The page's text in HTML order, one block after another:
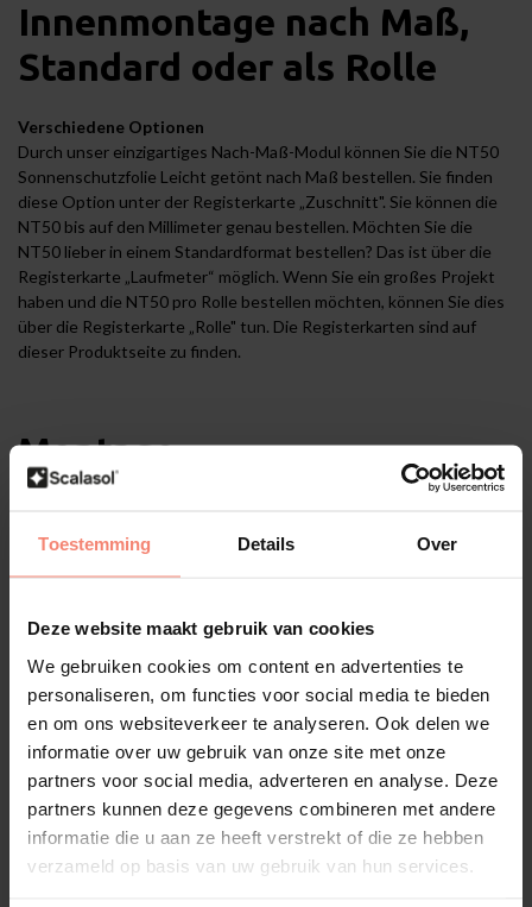
Toestemming Details Over
Deze website maakt gebruik van cookies
We gebruiken cookies om content en advertenties te
personaliseren, om functies voor social media te bieden
en om ons websiteverkeer te analyseren. Ook delen we
informatie over uw gebruik van onze site met onze
partners voor social media, adverteren en analyse. Deze
partners kunnen deze gegevens combineren met andere
informatie die u aan ze heeft verstrekt of die ze hebben
verzameld op basis van uw gebruik van hun services.
Innenmontage nach Maß,
Standard oder als Rolle
Verschiedene Optionen
Durch unser einzigartiges Nach-Maß-Modul können Sie die NT50
Sonnenschutzfolie Leicht getönt nach Maß bestellen. Sie finden
diese Option unter der Registerkarte „Zuschnitt". Sie können die
NT50 bis auf den Millimeter genau bestellen. Möchten Sie die
NT50 lieber in einem Standardformat bestellen? Das ist über die
Registerkarte „Laufmeter“ möglich. Wenn Sie ein großes Projekt
haben und die NT50 pro Rolle bestellen möchten, können Sie dies
über die Registerkarte „Rolle" tun. Die Registerkarten sind auf
dieser Produktseite zu finden.
Montage
Bevor Sie die NT50 anbringen, müssen die notwendigen
Montage Innenseite der Glases
Die NT50 wird auf der Innenseite des Fensters angebracht. Sie ist
für alle Arten von Flachglas geeignet, mit Ausnahme von Low-E-
Glas und Dreifachverglasung.
Low-E / Dreifachverglasung
Wenn Sie über Hochleistungsverglasung (Low-E /